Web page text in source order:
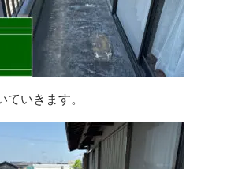
いきます。